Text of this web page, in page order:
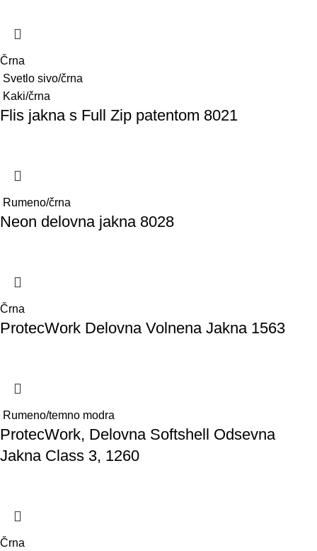
Črna
Svetlo sivo/črna
Kaki/črna
Flis jakna s Full Zip patentom 8021
Rumeno/črna
Neon delovna jakna 8028
Črna
ProtecWork Delovna Volnena Jakna 1563
Rumeno/temno modra
ProtecWork, Delovna Softshell Odsevna
Jakna Class 3, 1260
Črna